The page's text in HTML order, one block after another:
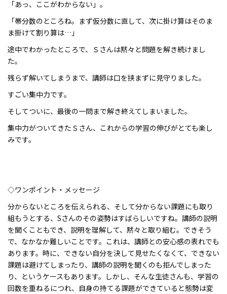
「あっ、ここがわからない」。
「帯分数のところね。まず仮分数に直して、次に掛け算はそのま
ま掛けて割り算は…」
途中でわかったところで、Ｓさんは黙々と問題を解き続けまし
た。
残らず解いてしまうまで、講師は口を挟まずに見守りました。
すごい集中力です。
そしてついに、最後の一問まで解き終えてしまいました。
集中力がついてきたＳさん、これからの学習の伸びがとても楽し
みです。
◇ワンポイント・メッセージ
分からないところを伝えられる、そして分からない課題にも取り
組もうとする、Sさんのその姿勢はすばらしいですね。講師の説明
を聞くこともでき、説明を理解して、黙々と取り組む。できそう
で、なかなか難しいことです。これは、講師との安心感の表れでも
あります。時に、できない自分を決して見せたくなくて、できない
課題は避けてしまったり、講師の説明を聞くのも拒んでしまった
り、というケースもあります。しかし、そんな生徒さんも、学習の
回数を重ねるにつれ、自身の持てる課題ができていると態勢は変